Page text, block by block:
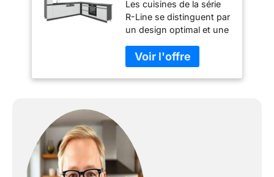
257 x 277 cm J-
Shape
Les cuisines de la série
R-Line se distinguent par
un design optimal et une
exceptionnelle. En
option, nous proposons
le système LED Vicco ou
comprend 17 modules
individuels avec de
nombreuses étagères
fermées et ouvertes. La